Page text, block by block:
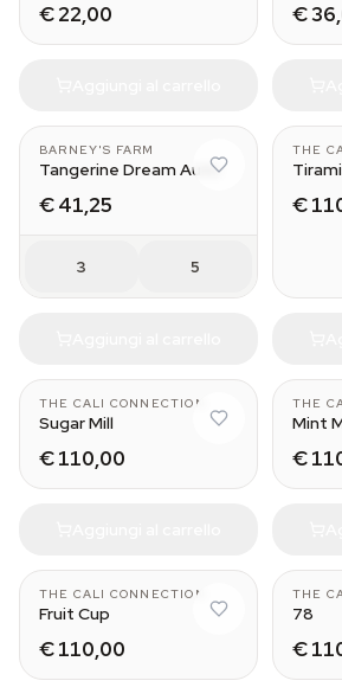
€ 22,00 €
BARNEY'S FARM
Tangerine Dream Auto
€ 41,25
3 5
THE
€
THE CALI CONNECTION
Sugar Mill
€ 110,00
THE
Mint
€
THE CALI CONNECTION
Fruit Cup
€ 110,00
THE
78
€